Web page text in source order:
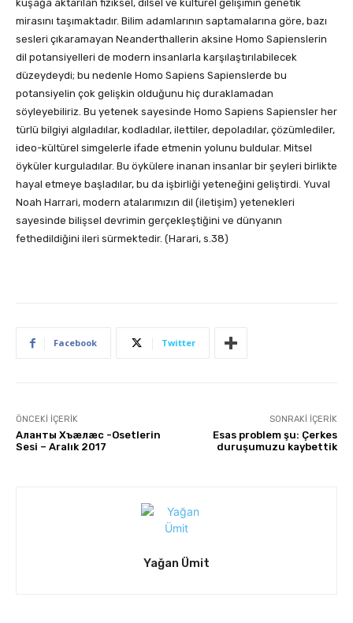
kuşağa aktarılan fiziksel, dilsel ve kültürel gelişimin genetik
mirasını taşımaktadır. Bilim adamlarının saptamalarına göre, bazı
sesleri çıkaramayan Neanderthallerin aksine Homo Sapienslerin
dil potansiyelleri de modern insanlarla karşılaştırılabilecek
düzeydeydi; bu nedenle Homo Sapiens Sapienslerde bu
potansiyelin çok gelişkin olduğunu hiç duraklamadan
söyleyebiliriz. Bu yetenek sayesinde Homo Sapiens Sapiensler her
türlü bilgiyi algıladılar, kodladılar, ilettiler, depoladılar, çözümlediler,
ideo-kültürel simgelerle ifade etmenin yolunu buldular. Mitsel
öyküler kurguladılar. Bu öykülere inanan insanlar bir şeyleri birlikte
hayal etmeye başladılar, bu da işbirliği yeteneğini geliştirdi. Yuval
Noah Harrari, modern atalarımızın dil (iletişim) yetenekleri
sayesinde bilişsel devrimin gerçekleştiğini ve dünyanın
fethedildiğini ileri sürmektedir. (Harari, s.38)
Facebook Twitter
ÖNCEKI İÇERIK
Аланты Хъæлæс -Osetlerin
Sesi – Aralık 2017
SONRAKI İÇERIK
Esas problem şu: Çerkes
duruşumuzu kaybettik
Yağan Ümit